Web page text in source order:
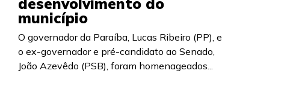
desenvolvimento do
município
O governador da Paraíba, Lucas Ribeiro (PP), e
o ex-governador e pré-candidato ao Senado,
João Azevêdo (PSB), foram homenageados...